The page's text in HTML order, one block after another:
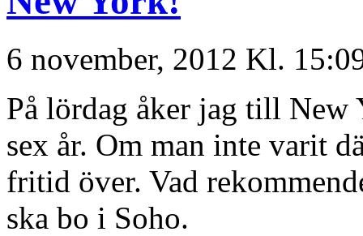
6 november, 2012 Kl.
På lördag åker jag till New
sex år. Om man inte varit
fritid över. Vad
ska bo i Soho.